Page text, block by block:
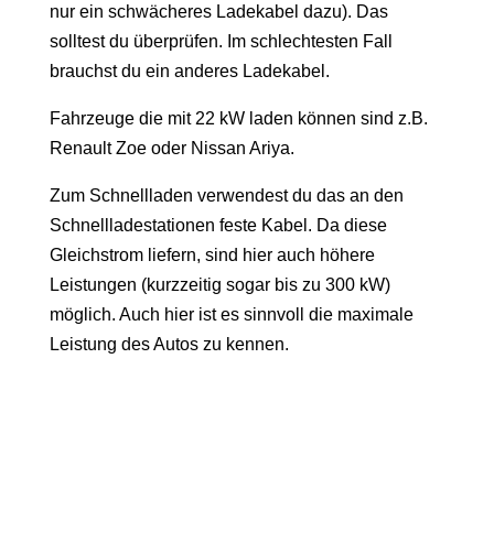
nur ein schwächeres Ladekabel dazu). Das
solltest du überprüfen. Im schlechtesten Fall
brauchst du ein anderes Ladekabel.
Fahrzeuge die mit 22 kW laden können sind z.B.
Renault Zoe oder Nissan Ariya.
Zum Schnellladen verwendest du das an den
Schnellladestationen feste Kabel. Da diese
Gleichstrom liefern, sind hier auch höhere
Leistungen (kurzzeitig sogar bis zu 300 kW)
möglich. Auch hier ist es sinnvoll die maximale
Leistung des Autos zu kennen.